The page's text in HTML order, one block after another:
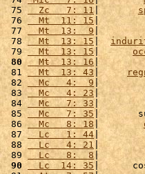
75
  Zc   7: 11
|
76
  Mt  11: 15
|
77
  Mt  13:  9
|
78
  Mt  13: 15
|
79
  Mt  13: 15
|
80
  Mt  13: 16
|
81
  Mt  13: 43
|
82
  Mc   4:  9
|
83
  Mc   4: 23
|
84
  Mc   7: 33
|
85
  Mc   7: 35
|
86
  Mc   8: 18
|
87
  Lc   1: 44
88
  Lc   4: 21
|
89
  Lc   8:  8
|
90
  Lc  14: 35
|